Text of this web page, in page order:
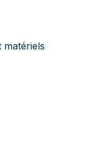
matériels